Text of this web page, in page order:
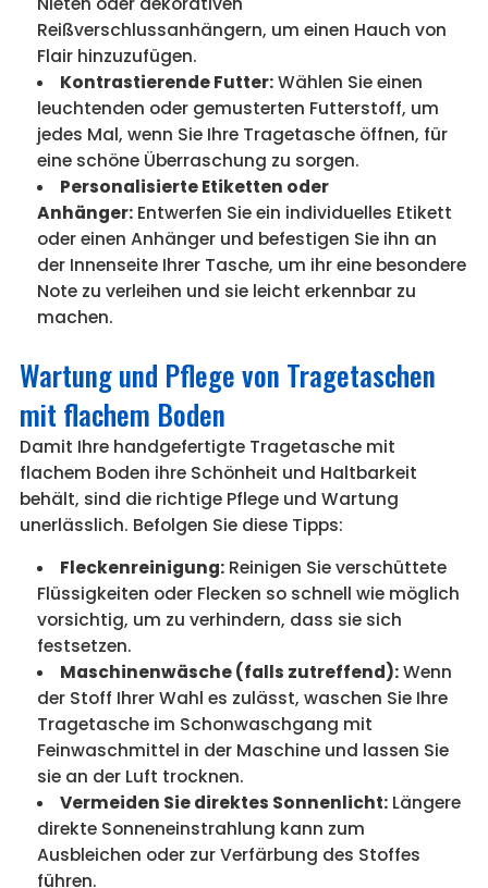
Reißverschlussanhängern, um einen Hauch von
Flair hinzuzufügen.
Kontrastierende Futter:Wählen Sie einen
leuchtenden oder gemusterten Futterstoff, um
jedes Mal, wenn Sie Ihre Tragetasche öffnen, für
eine schöne Überraschung zu sorgen.
Personalisierte Etiketten oder
Anhänger: Entwerfen Sie ein individuelles Etikett
oder einen Anhänger und befestigen Sie ihn an
der Innenseite Ihrer Tasche, um ihr eine besondere
Note zu verleihen und sie leicht erkennbar zu
machen.
Wartung und Pflege von Tragetaschen
mit flachem Boden
Damit Ihre handgefertigte Tragetasche mit
flachem Boden ihre Schönheit und Haltbarkeit
behält, sind die richtige Pflege und Wartung
unerlässlich. Befolgen Sie diese Tipps:
Fleckenreinigung: Reinigen Sie verschüttete
Flüssigkeiten oder Flecken so schnell wie möglich
vorsichtig, um zu verhindern, dass sie sich
festsetzen.
Maschinenwäsche (falls zutreffend):Wenn
der Stoff Ihrer Wahl es zulässt, waschen Sie Ihre
Tragetasche im Schonwaschgang mit
Feinwaschmittel in der Maschine und lassen Sie
sie an der Luft trocknen.
Vermeiden Sie direktes Sonnenlicht: Längere
direkte Sonneneinstrahlung kann zum
Ausbleichen oder zur Verfärbung des Stoffes
führen.